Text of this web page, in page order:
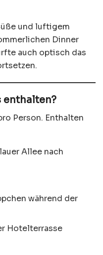
und luftigem
Dinner
auch optisch das
Person. Enthalten
Allee nach
während der
Hotelterrasse